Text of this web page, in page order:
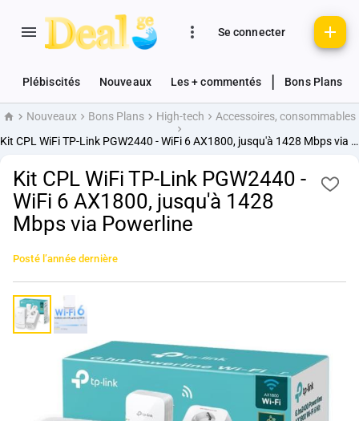
Se connecter
Plébiscités Nouveaux Les + commentés Bons Plans
AccueilNouveaux Bons Plans High-tech
Accessoires, consommables
Kit CPL WiFi TP-Link PGW2440 - WiFi 6 AX1800, jusqu'à 1428 Mbps via Powerline
Kit CPL WiFi TP-Link PGW2440 -
WiFi 6 AX1800, jusqu'à 1428
Mbps via Powerline
Posté l’année dernière